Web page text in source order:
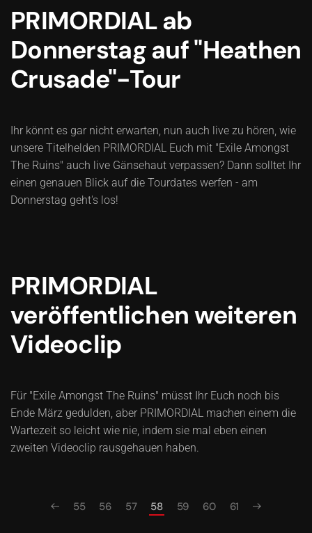
PRIMORDIAL ab
Donnerstag auf "Heathen
Crusade"-Tour
Ihr könnt es gar nicht erwarten, nun auch live zu hören, wie
unsere Titelhelden PRIMORDIAL Euch mit "Exile Amongst
The Ruins" auch live Gänsehaut verpassen? Dann solltet Ihr
einen genauen Blick auf die Tourdates werfen - am
Donnerstag geht's los!
PRIMORDIAL
veröffentlichen weiteren
Videoclip
Für "Exile Amongst The Ruins" müsst Ihr Euch noch bis
Ende März gedulden, aber PRIMORDIAL machen einem die
Wartezeit so leicht wie nie, indem sie mal eben einen
zweiten Videoclip rausgehauen haben.
55 56 57 58 59 60 61